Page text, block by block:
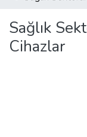
Sağlık
Cihazlar